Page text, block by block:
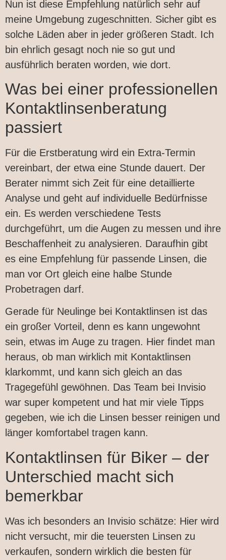
Nun ist diese Empfehlung natürlich sehr auf
meine Umgebung zugeschnitten. Sicher gibt es
solche Läden aber in jeder größeren Stadt. Ich
bin ehrlich gesagt noch nie so gut und
ausführlich beraten worden, wie dort.
Was bei einer professionellen
Kontaktlinsenberatung
passiert
Für die Erstberatung wird ein Extra-Termin
vereinbart, der etwa eine Stunde dauert. Der
Berater nimmt sich Zeit für eine detaillierte
Analyse und geht auf individuelle Bedürfnisse
ein. Es werden verschiedene Tests
durchgeführt, um die Augen zu messen und ihre
Beschaffenheit zu analysieren. Daraufhin gibt
es eine Empfehlung für passende Linsen, die
man vor Ort gleich eine halbe Stunde
Probetragen darf.
Gerade für Neulinge bei Kontaktlinsen ist das
ein großer Vorteil, denn es kann ungewohnt
sein, etwas im Auge zu tragen. Hier findet man
heraus, ob man wirklich mit Kontaktlinsen
klarkommt, und kann sich gleich an das
Tragegefühl gewöhnen. Das Team bei Invisio
war super kompetent und hat mir viele Tipps
gegeben, wie ich die Linsen besser reinigen und
länger komfortabel tragen kann.
Kontaktlinsen für Biker – der
Unterschied macht sich
bemerkbar
Was ich besonders an Invisio schätze: Hier wird
nicht versucht, mir die teuersten Linsen zu
verkaufen, sondern wirklich die besten für